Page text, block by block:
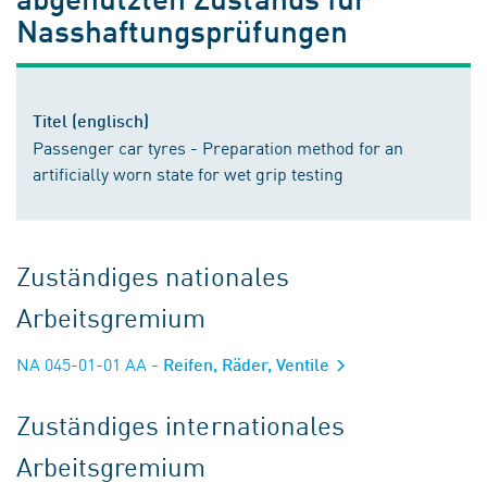
Nasshaftungsprüfungen
Titel (englisch)
Passenger car tyres - Preparation method for an
artificially worn state for wet grip testing
Zuständiges nationales
Arbeitsgremium
NA 045-01-01 AA - Reifen, Räder, Ventile
Zuständiges internationales
Arbeitsgremium